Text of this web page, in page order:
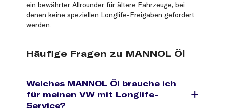
ein bewährter Allrounder für ältere Fahrzeuge, bei
denen keine speziellen Longlife-Freigaben gefordert
werden.
Häufige Fragen zu MANNOL Öl
Welches MANNOL Öl brauche ich
für meinen VW mit Longlife-
Service?